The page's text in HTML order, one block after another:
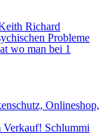
Richard
Probleme
wo man bei 1
Onlineshop,
Verkauf! Schlummi